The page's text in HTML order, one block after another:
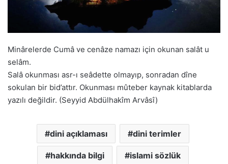
Minârelerde Cumâ ve cenâze namazı için okunan salât u
selâm.
Salâ okunması asr-ı seâdette olmayıp, sonradan dîne
sokulan bir bid’attır. Okunması mûteber kaynak kitablarda
yazılı değildir. (Seyyid Abdülhakîm Arvâsî)
dini açıklaması dini terimler
hakkında bilgi islami sözlük